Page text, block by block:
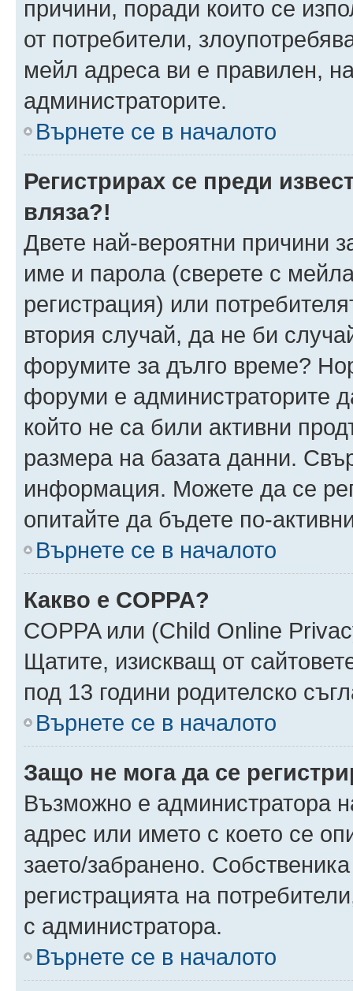
причини, поради които се
от потребители,
мейл адреса ви е правилен,
администраторите.
Върнете се в началото
Регистрирах се преди
вляза?!
Двете най-вероятни причини
име и парола (сверете с
регистрация) или
втория случай, да не би
форумите за дълго време?
форуми е администраторите
който не са били активни
размера на базата данни.
информация. Можете да се
опитайте да бъдете по-
Върнете се в началото
Какво е COPPA?
COPPA или (Child Online
Щатите, изискващ от
под 13 години родителско
Върнете се в началото
Защо не мога да се
Възможно е администратора
адрес или името с което се
заето/забранено.
регистрацията на
с администратора.
Върнете се в началото